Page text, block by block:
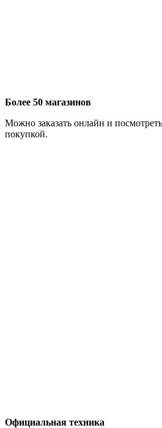
Более 50 магазинов
Можно заказать онлайн и
покупкой.
Официальная техника